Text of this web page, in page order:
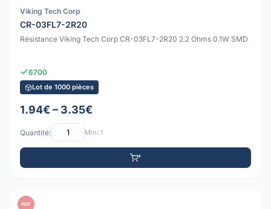
Viking Tech Corp
CR-03FL7-2R20
Résistance Viking Tech Corp CR-03FL7-2R20 2.2 Ohms 0.1W SMD
6700
Lot de 1000 pièces
1.94€ – 3.35€
Quantité: Min: 1
PDF